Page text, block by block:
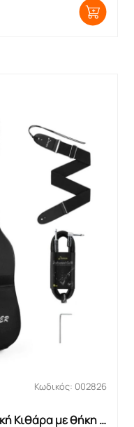
Κωδικός: 002826
Κιθάρα με θήκη